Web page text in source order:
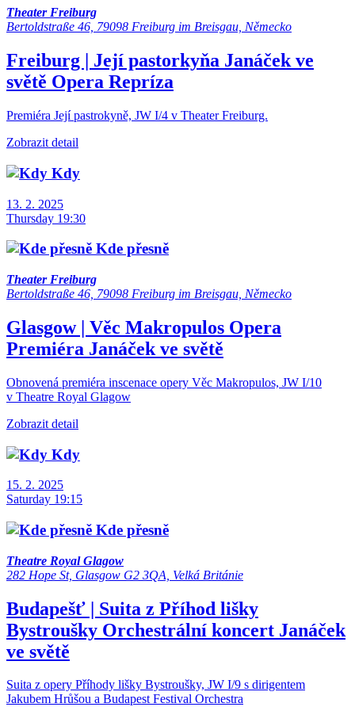
Theater Freiburg
Bertoldstraße 46, 79098 Freiburg im Breisgau, Německo
Freiburg | Její pastorkyňa Janáček ve
světě Opera Repríza
Premiéra Její pastrokyně, JW I/4 v Theater Freiburg.
Zobrazit detail
Kdy
13. 2. 2025
Thursday 19:30
Kde přesně
Theater Freiburg
Bertoldstraße 46, 79098 Freiburg im Breisgau, Německo
Glasgow | Věc Makropulos Opera
Premiéra Janáček ve světě
Obnovená premiéra inscenace opery Věc Makropulos, JW I/10
v Theatre Royal Glagow
Zobrazit detail
Kdy
15. 2. 2025
Saturday 19:15
Kde přesně
Theatre Royal Glagow
282 Hope St, Glasgow G2 3QA, Velká Británie
Budapešť | Suita z Příhod lišky
Bystroušky Orchestrální koncert Janáček
ve světě
Suita z opery Příhody lišky Bystroušky, JW I/9 s dirigentem
Jakubem Hrůšou a Budapest Festival Orchestra